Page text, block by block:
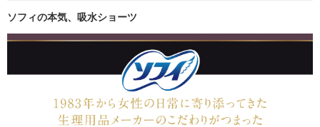
ソフィの本気、吸水ショーツ